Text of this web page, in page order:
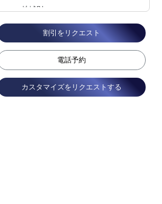
地域別
競合状況
よくある質問
割引をリクエスト
電話予約
カスタマイズをリクエストする